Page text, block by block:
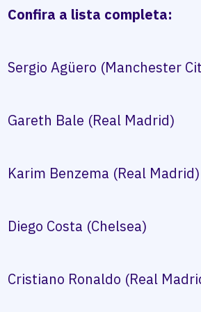
Confira a lista completa:
Sergio Agüero (Manchester
Gareth Bale (Real Madrid)
Karim Benzema (Real Madrid)
Diego Costa (Chelsea)
Cristiano Ronaldo (Real